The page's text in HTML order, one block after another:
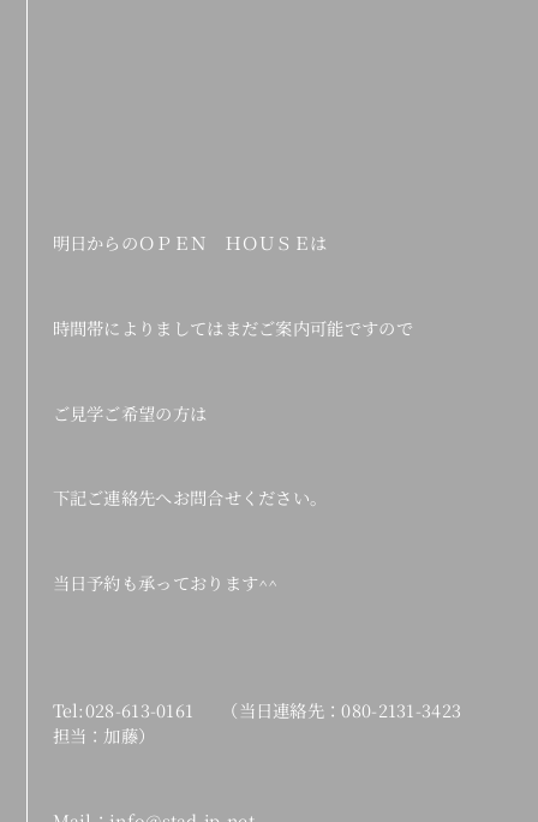
明日からのＯＰＥＮ ＨＯＵＳＥは
時間帯によりましてはまだご案内可能ですので
ご見学ご希望の方は
下記ご連絡先へお問合せください。
当日予約も承っております^^
Tel:028-613-0161 （当日連絡先：080-2131-3423
担当：加藤）